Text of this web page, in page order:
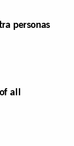
personas
all